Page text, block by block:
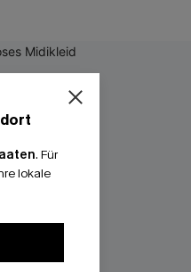
. Für
lokale